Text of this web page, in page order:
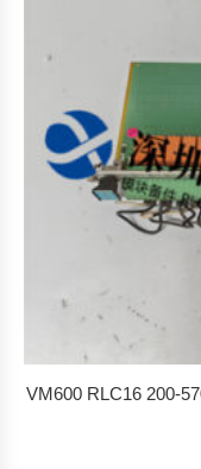
VM600 RLC16 200-